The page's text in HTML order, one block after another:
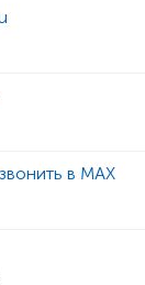
в MAX